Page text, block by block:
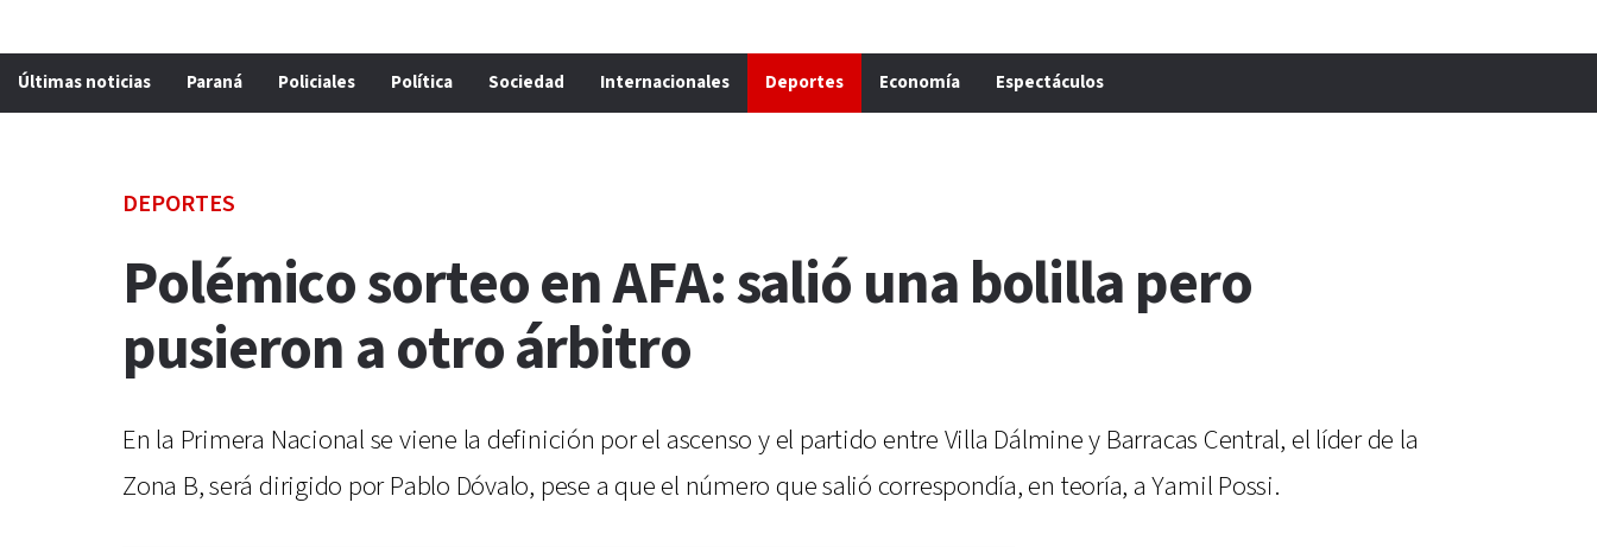
Últimas noticias Paraná Policiales Política Sociedad Internacionales Deportes Economía Espectáculos
DEPORTES
Polémico sorteo en AFA: salió una bolilla pero
pusieron a otro árbitro
En la Primera Nacional se viene la definición por el ascenso y el partido entre Villa Dálmine y Barracas Central, el líder de la
Zona B, será dirigido por Pablo Dóvalo, pese a que el número que salió correspondía, en teoría, a Yamil Possi.